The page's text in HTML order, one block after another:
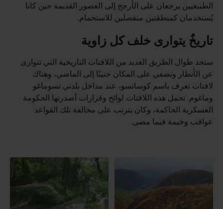
الطبيعيين يرجعان على الأرجح إلى العصور القديمة حين كانا
يُستخدمان كمنطقتين منفصلين للاستحمام.
تاريخٌ يتوارى خلف كل زاوية
ستجد طوال الطريق العديد من اللافتات التاريخية التي تتوارى
عن الأنظار وتضفي على المكان حنينًا إلى الماضي، وهناك
لافتات تعرف باسم كوساتسو، عند مداخل بلدتي تسوماغو
وماغوم. تحمل هذه اللافتات لوائح وقرارات أصدرتها الحكومة
العسكرية الحاكمة، وكان يترتب على مخالفة تلك القواعد
عواقب وخيمة فيما مضى.